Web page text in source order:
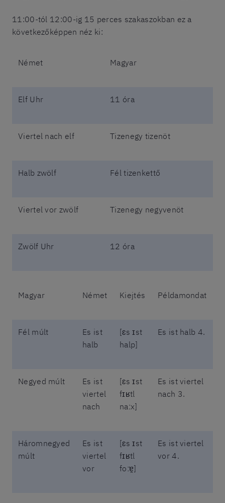
11:00-tól 12:00-ig 15 perces szakaszokban ez a
következőképpen néz ki:
Német Magyar
Elf Uhr 11 óra
Viertel nach elf Tizenegy tizenöt
Halb zwölf Fél tizenkettő
Viertel vor zwölf Tizenegy negyvenöt
Zwölf Uhr 12 óra
Magyar Német Kiejtés Példamondat
Fél múlt
Es ist
halb
[ɛs ɪst
halp]
Es ist halb 4.
Negyed múlt
Es ist
viertel
nach
[ɛs ɪst
fɪʁtl
naːx]
Es ist viertel
nach 3.
Háromnegyed
múlt
Es ist
viertel
vor
[ɛs ɪst
fɪʁtl
foːɐ̯]
Es ist viertel
vor 4.